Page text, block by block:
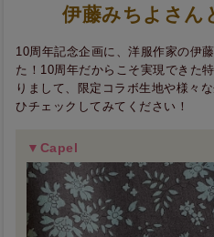
伊藤みちよさん
10周年記念企画に、洋服作家の伊
た！10周年だからこそ実現できた
りまして、限定コラボ生地や様々
ひチェックしてみてください！
▼Capel